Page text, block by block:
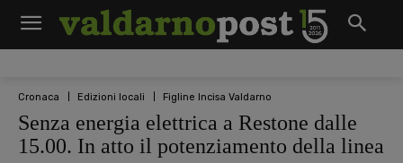
Cronaca Edizioni locali Figline Incisa Valdarno
Senza energia elettrica a Restone dalle
15.00. In atto il potenziamento della linea